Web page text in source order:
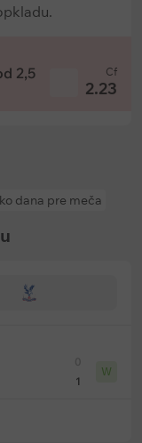
2,5
Cf
2.23
dana pre meča
1
W